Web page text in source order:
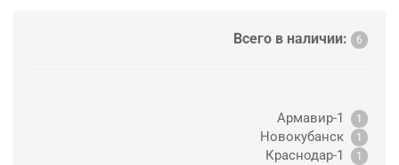
Всего в наличии: 6
Армавир-1 1
Новокубанск 1
Краснодар-1 1